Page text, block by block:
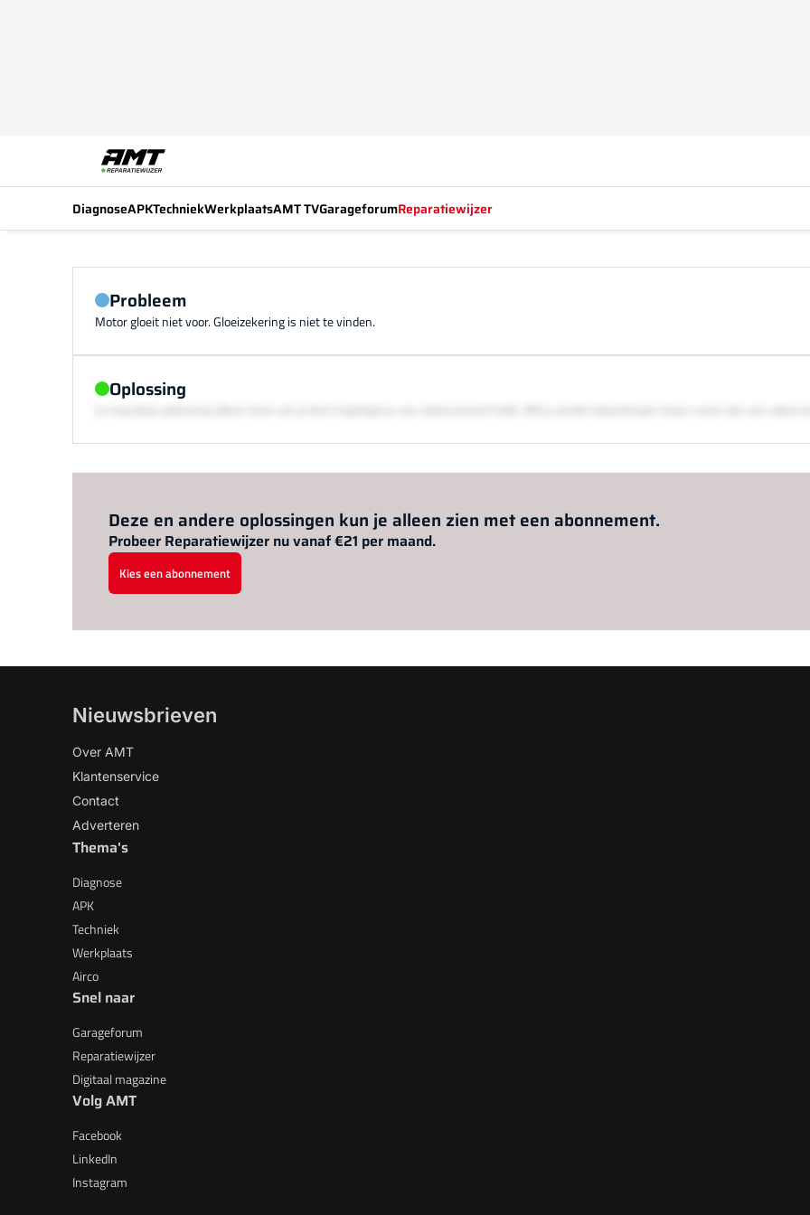
DiagnoseAPKTechniekWerkplaatsAMT TVGarageforumReparatiewijzer
Probleem
Motor gloeit niet voor. Gloeizekering is niet te vinden.
Oplossing
Deze en andere oplossingen kun je alleen zien met een abonnement.
Probeer Reparatiewijzer nu vanaf €21 per maand.
Kies een abonnement
Nieuwsbrieven
Over AMT
Klantenservice
Contact
Adverteren
Thema's
Diagnose
APK
Techniek
Werkplaats
Airco
Snel naar
Garageforum
Reparatiewijzer
Digitaal magazine
Volg AMT
Facebook
LinkedIn
Instagram